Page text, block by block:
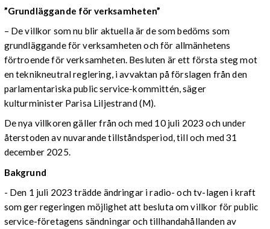
”Grundläggande för verksamheten”
– De villkor som nu blir aktuella är de som bedöms som
grundläggande för verksamheten och för allmänhetens
förtroende för verksamheten. Besluten är ett första steg mot
en teknikneutral reglering, i avvaktan på förslagen från den
parlamentariska public service-kommittén, säger
kulturminister Parisa Liljestrand (M).
De nya villkoren gäller från och med 10 juli 2023 och under
återstoden av nuvarande tillståndsperiod, till och med 31
december 2025.
Bakgrund
- Den 1 juli 2023 trädde ändringar i radio- och tv-lagen i kraft
som ger regeringen möjlighet att besluta om villkor för public
service-företagens sändningar och tillhandahållanden av